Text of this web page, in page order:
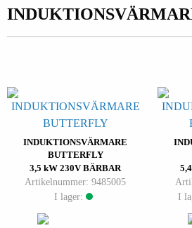
INDUKTIONSVÄRMARE
BUTTERFLY
3,5 kW 230V BÄRBAR
Artikelnummer: 9485005
I lager:
I